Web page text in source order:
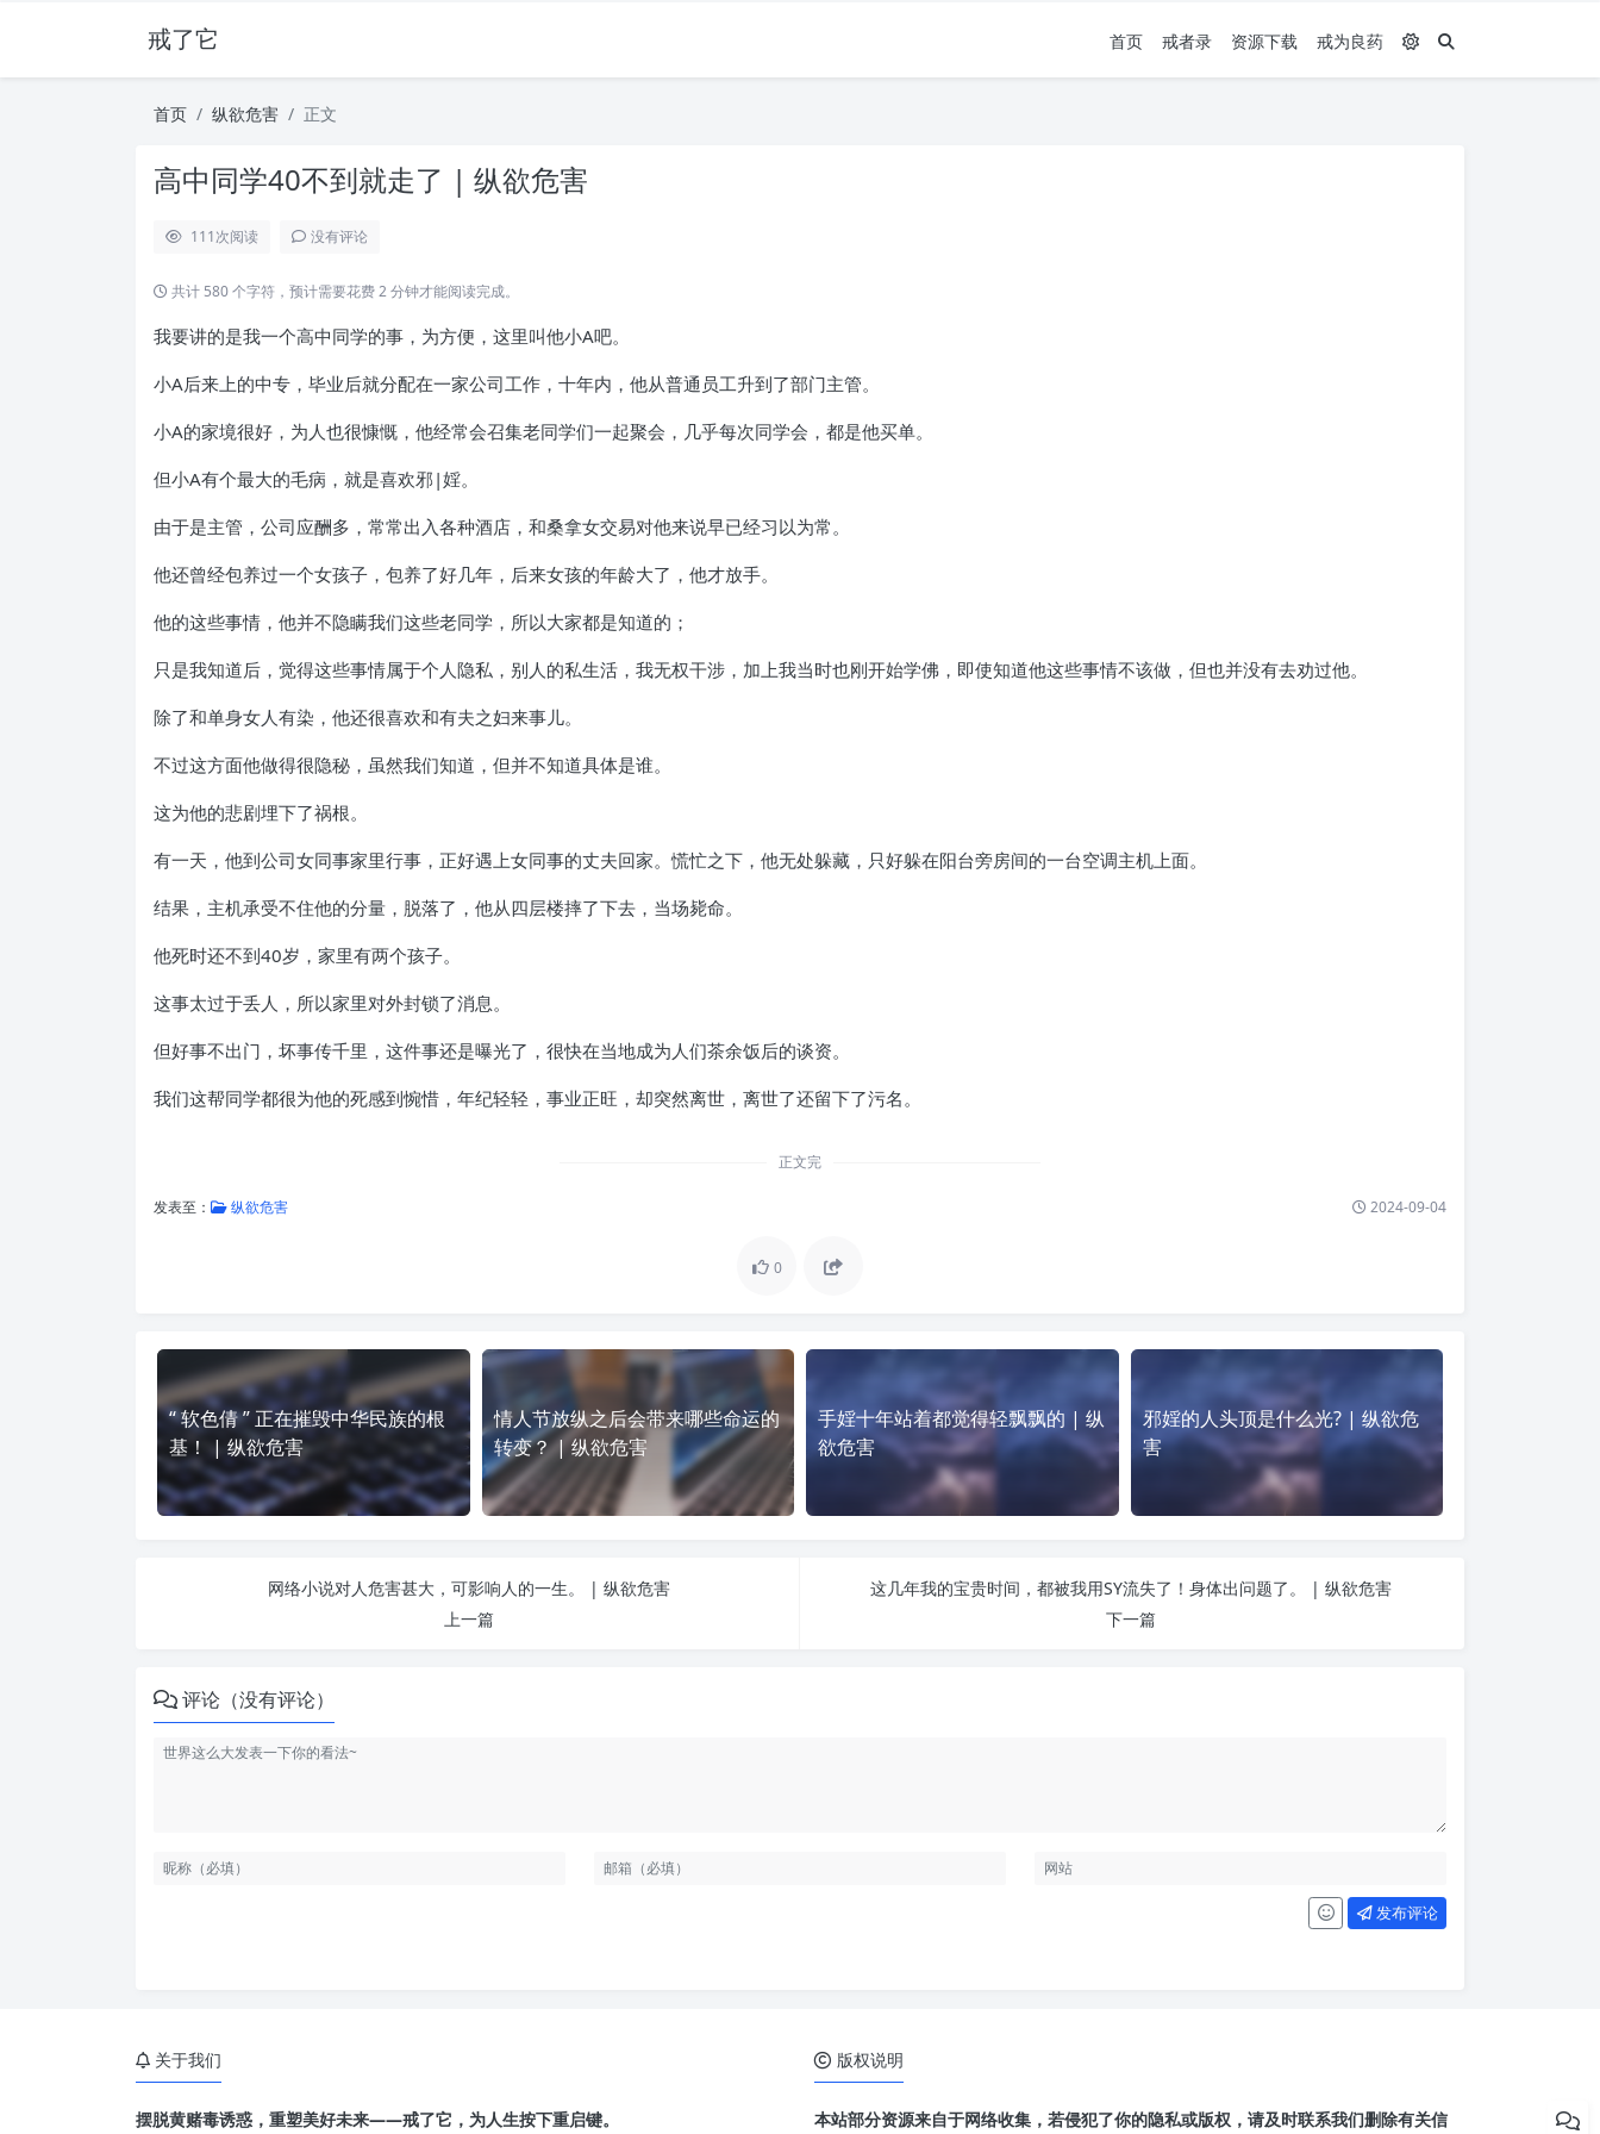
戒了它 首页 戒者录 资源下载 戒为良药
首页 纵欲危害 正文
高中同学40不到就走了 | 纵欲危害
111次阅读 没有评论
共计 580 个字符，预计需要花费 2 分钟才能阅读完成。
我要讲的是我一个高中同学的事，为方便，这里叫他小A吧。
小A后来上的中专，毕业后就分配在一家公司工作，十年内，他从普通员工升到了部门主管。
小A的家境很好，为人也很慷慨，他经常会召集老同学们一起聚会，几乎每次同学会，都是他买单。
但小A有个最大的毛病，就是喜欢邪|婬。
由于是主管，公司应酬多，常常出入各种酒店，和桑拿女交易对他来说早已经习以为常。
他还曾经包养过一个女孩子，包养了好几年，后来女孩的年龄大了，他才放手。
他的这些事情，他并不隐瞒我们这些老同学，所以大家都是知道的；
只是我知道后，觉得这些事情属于个人隐私，别人的私生活，我无权干涉，加上我当时也刚开始学佛，即使知道他这些事情不该做，但也并没有去劝过他。
除了和单身女人有染，他还很喜欢和有夫之妇来事儿。
不过这方面他做得很隐秘，虽然我们知道，但并不知道具体是谁。
这为他的悲剧埋下了祸根。
有一天，他到公司女同事家里行事，正好遇上女同事的丈夫回家。慌忙之下，他无处躲藏，只好躲在阳台旁房间的一台空调主机上面。
结果，主机承受不住他的分量，脱落了，他从四层楼摔了下去，当场毙命。
他死时还不到40岁，家里有两个孩子。
这事太过于丢人，所以家里对外封锁了消息。
但好事不出门，坏事传千里，这件事还是曝光了，很快在当地成为人们茶余饭后的谈资。
我们这帮同学都很为他的死感到惋惜，年纪轻轻，事业正旺，却突然离世，离世了还留下了污名。
正文完
发表至： 纵欲危害 2024-09-04
0
“ 软色倩 ” 正在摧毁中华民族的根
基！ | 纵欲危害
情人节放纵之后会带来哪些命运的
转变？ | 纵欲危害
手婬十年站着都觉得轻飘飘的 | 纵
欲危害
邪婬的人头顶是什么光? | 纵欲危
害
网络小说对人危害甚大，可影响人的一生。 | 纵欲危害
上一篇
这几年我的宝贵时间，都被我用SY流失了！身体出问题了。 | 纵欲危害
下一篇
评论（没有评论）
发布评论
关于我们
摆脱黄赌毒诱惑，重塑美好未来——戒了它，为人生按下重启键。
版权说明
本站部分资源来自于网络收集，若侵犯了你的隐私或版权，请及时联系我们删除有关信